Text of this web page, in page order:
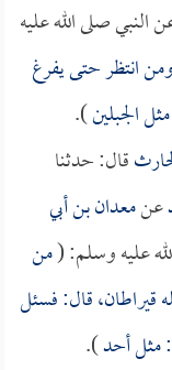
النبي صلى الله عليه
انتظر حتى يفرغ
الجبلين).
قال: حدثنا
عنمعدان بن أبي
عليه وسلم: (من
قيراطان، قال: فسئل
مثل أحد).